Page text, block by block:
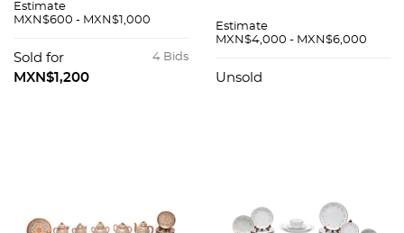
marca TRIANON. En
piezas
Estimate
MXN$600 - MXN$1,000
4 Bids
Sold for
MXN$1,200
porcelana y
con sello. 26 piezas
Estimate
MXN$4,000 - MXN$6,000
Unsold